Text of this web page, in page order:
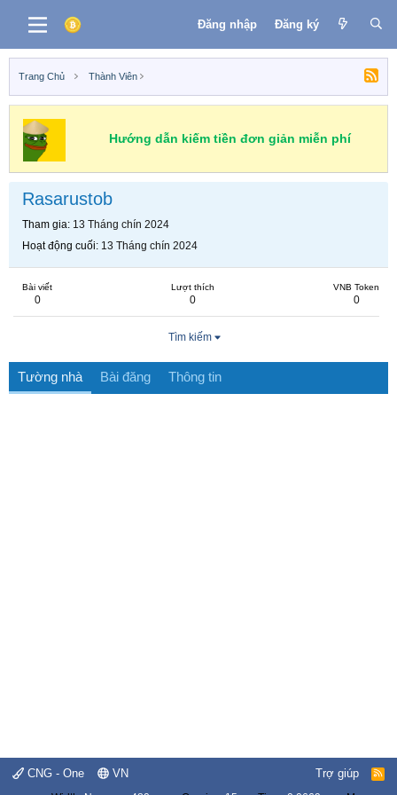
Đăng nhập Đăng ký
Trang Chủ Thành Viên
Hướng dẫn kiếm tiền đơn giản miễn phí
Rasarustob
Tham gia 13 Tháng chín 2024
Hoạt động cuối 13 Tháng chín 2024
Bài viết
0
Lượt thích
0
VNB Token
0
Tìm kiếm
Tường nhà Bài đăng Thông tin
CNG - One VN Trợ giúp
R